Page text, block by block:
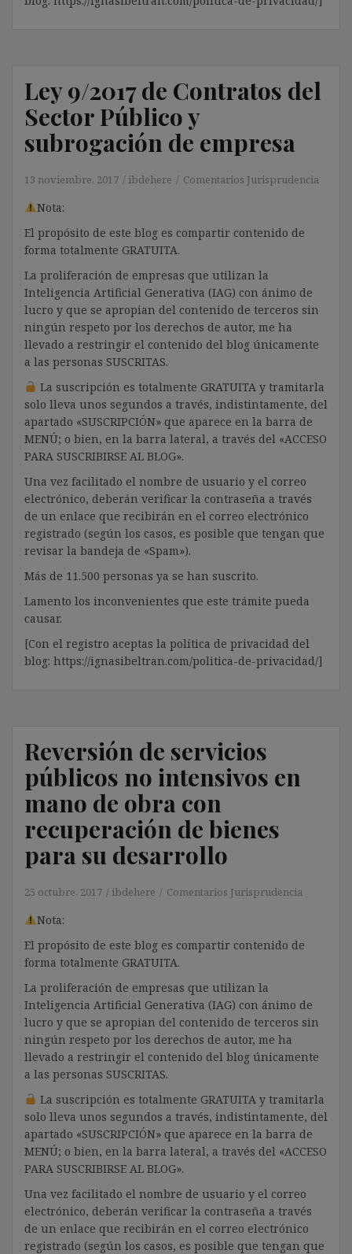
Ley 9/2017 de Contratos del
Sector Público y
subrogación de empresa
13 noviembre, 2017 ibdehere Comentarios Jurisprudencia
Nota:
El propósito de este blog es compartir contenido de
forma totalmente GRATUITA.
La proliferación de empresas que utilizan la
Inteligencia Artificial Generativa (IAG) con ánimo de
lucro y que se apropian del contenido de terceros sin
ningún respeto por los derechos de autor, me ha
llevado a restringir el contenido del blog únicamente
a las personas SUSCRITAS.
La suscripción es totalmente GRATUITA y tramitarla
solo lleva unos segundos a través, indistintamente, del
apartado «SUSCRIPCIÓN» que aparece en la barra de
MENÚ; o bien, en la barra lateral, a través del «ACCESO
PARA SUSCRIBIRSE AL BLOG».
Una vez facilitado el nombre de usuario y el correo
electrónico, deberán verificar la contraseña a través
de un enlace que recibirán en el correo electrónico
registrado (según los casos, es posible que tengan que
revisar la bandeja de «Spam»).
Más de 11.500 personas ya se han suscrito.
Lamento los inconvenientes que este trámite pueda
causar.
[Con el registro aceptas la política de privacidad del
blog: https://ignasibeltran.com/politica-de-privacidad/]
Reversión de servicios
públicos no intensivos en
mano de obra con
recuperación de bienes
para su desarrollo
25 octubre, 2017 ibdehere Comentarios Jurisprudencia
Nota:
El propósito de este blog es compartir contenido de
forma totalmente GRATUITA.
La proliferación de empresas que utilizan la
Inteligencia Artificial Generativa (IAG) con ánimo de
lucro y que se apropian del contenido de terceros sin
ningún respeto por los derechos de autor, me ha
llevado a restringir el contenido del blog únicamente
a las personas SUSCRITAS.
La suscripción es totalmente GRATUITA y tramitarla
solo lleva unos segundos a través, indistintamente, del
apartado «SUSCRIPCIÓN» que aparece en la barra de
MENÚ; o bien, en la barra lateral, a través del «ACCESO
PARA SUSCRIBIRSE AL BLOG».
Una vez facilitado el nombre de usuario y el correo
electrónico, deberán verificar la contraseña a través
de un enlace que recibirán en el correo electrónico
registrado (según los casos, es posible que tengan que